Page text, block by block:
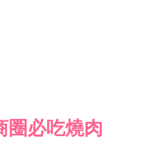
圈必吃燒肉